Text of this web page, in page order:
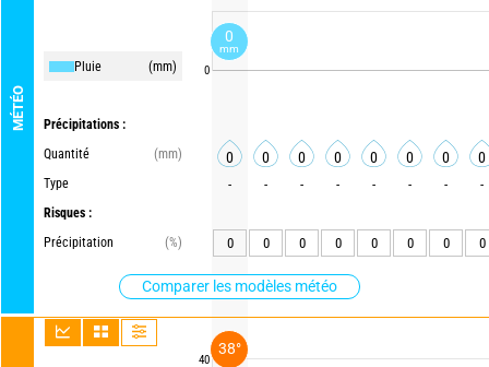
MÉTÉO
Pluie (mm)
Précipitations :
Quantité
(mm)
Type
Risques :
Précipitation
(%)
Comparer les modèles météo
0
40
0 0 0 0 0 0 0 0
- - - - - - - -
0 0 0 0 0 0 0 0
0
mm
38°